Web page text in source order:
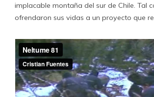
implacable montaña del sur de Chile. Tal
ofrendaron sus vidas a un proyecto que